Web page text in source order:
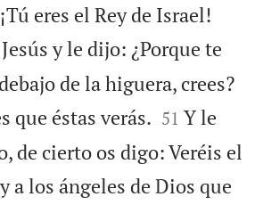
eres el Rey de Israel!
y le dijo: ¿Porque te
de la higuera, crees?
que éstas verás. 

51 Y le
de cierto os digo: Veréis el
a los ángeles de Dios que